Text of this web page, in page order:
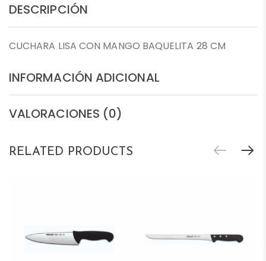
DESCRIPCIÓN
CUCHARA LISA CON MANGO BAQUELITA 28 CM
INFORMACIÓN ADICIONAL
VALORACIONES (0)
RELATED PRODUCTS